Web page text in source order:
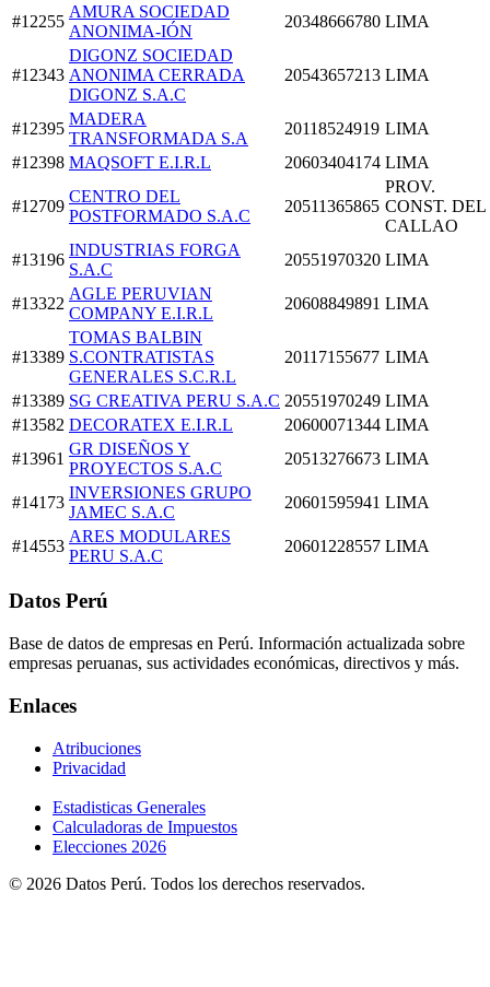
#12255
AMURA SOCIEDAD
ANONIMA-IÓN
20348666780 LIMA
#12343
DIGONZ SOCIEDAD
ANONIMA CERRADA
DIGONZ S.A.C
20543657213 LIMA
#12395
MADERA
TRANSFORMADA S.A
20118524919 LIMA
#12398 MAQSOFT E.I.R.L 20603404174 LIMA
#12709
CENTRO DEL
POSTFORMADO S.A.C
20511365865
PROV.
CONST. DEL
CALLAO
#13196
INDUSTRIAS FORGA
S.A.C
20551970320 LIMA
#13322
AGLE PERUVIAN
COMPANY E.I.R.L
20608849891 LIMA
#13389
TOMAS BALBIN
S.CONTRATISTAS
GENERALES S.C.R.L
20117155677 LIMA
#13389 SG CREATIVA PERU S.A.C 20551970249 LIMA
#13582 DECORATEX E.I.R.L 20600071344 LIMA
#13961
GR DISEÑOS Y
PROYECTOS S.A.C
20513276673 LIMA
#14173
INVERSIONES GRUPO
JAMEC S.A.C
20601595941 LIMA
#14553
ARES MODULARES
PERU S.A.C
20601228557 LIMA
Datos Perú
Base de datos de empresas en Perú. Información actualizada sobre
empresas peruanas, sus actividades económicas, directivos y más.
Enlaces
Atribuciones
Privacidad
Estadisticas Generales
Calculadoras de Impuestos
Elecciones 2026
© 2026 Datos Perú. Todos los derechos reservados.